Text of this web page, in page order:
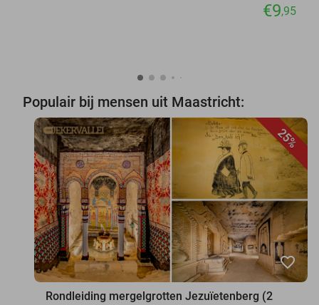
€9,95
Populair bij mensen uit Maastricht:
25%
favorite_border
Rondleiding mergelgrotten Jezuïetenberg (2